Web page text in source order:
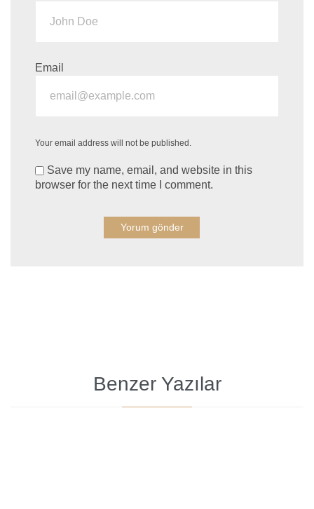
Email
Your email address will not be published.
Save my name, email, and website in this
browser for the next time I comment.
Benzer Yazılar